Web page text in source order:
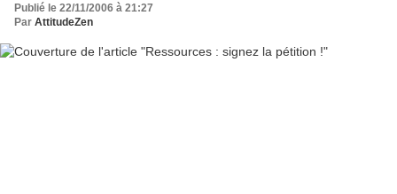
Publié le 22/11/2006 à 21:27
Par AttitudeZen